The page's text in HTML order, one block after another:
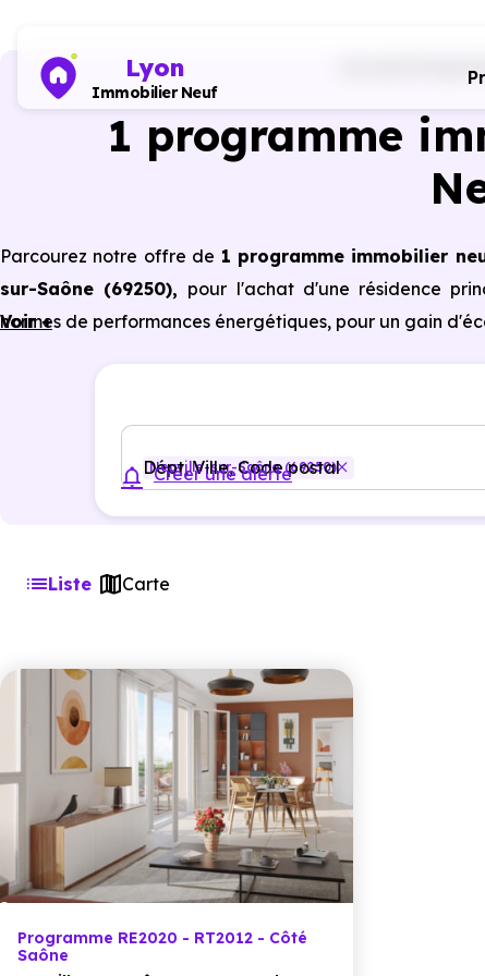
Lyon
Immobilier Neuf
1 programme
Parcourez notre offre de 1 programme immobilier
sur-Saône (69250), pour l'achat d'une résidence
normes de performances énergétiques, pour un gain
Voir +
Dépt, Ville, Code postal
Neuville-sur-Saône (69250)
Créer une alerte
Liste Carte
Programme RE2020 - RT2012 - Côté
Saône